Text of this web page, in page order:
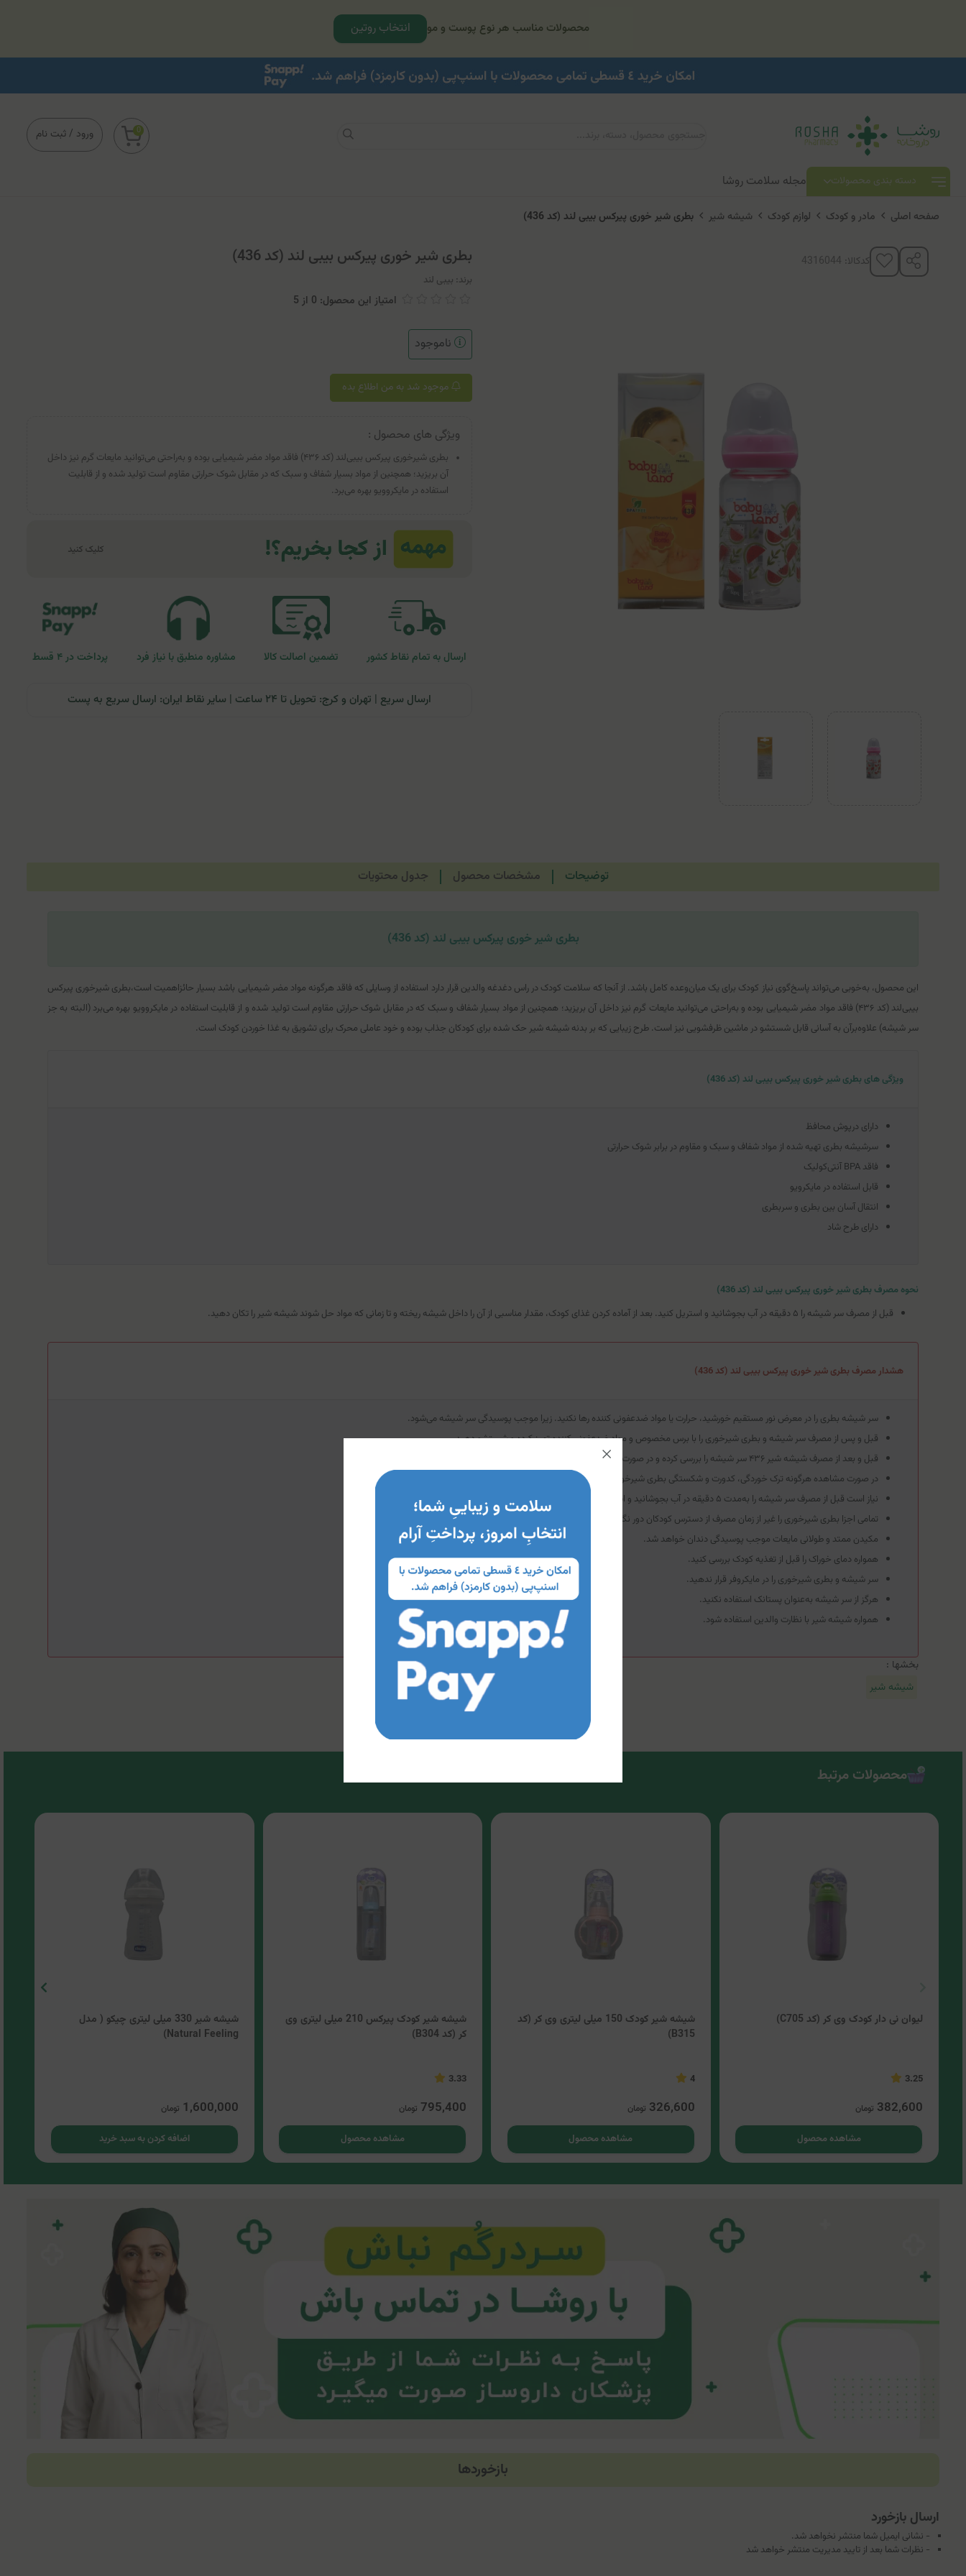
محصولات مناسب هر نوع پوست و مو انتخاب روتین
ورود / ثبت نام 0
دسته بندی محصولات مجله سلامت روشا
صفحه اصلی مادر و کودک لوازم کودک شیشه شیر بطری شیر خوری پیرکس بیبی لند (کد 436)
کدکالا: بطری شیر خوری پیرکس بیبی لند (کد 436)
برند: بیبی لند
امتیاز این محصول: 0 از 5
ناموجود
موجود شد به من اطلاع بده
ویژگی های محصول :
بطری شیرخوری پیرکس بیبی‌لند (کد ۴۳۶) فاقد مواد مضر شیمیایی بوده و به‌راحتی می‌توانید مایعات گرم نیز داخل
آن بریزید؛ همچنین از مواد بسیار شفاف و سبک که در مقابل شوک حرارتی مقاوم است تولید شده و از قابلیت
استفاده در مایکروویو بهره می‌برد.
ارسال به تمام نقاط کشور تضمین اصالت کالا مشاوره منطبق با نیاز فرد پرداخت در ۴ قسط
ارسال سریع | تهران و کرج: تحویل تا ۲۴ ساعت | سایر نقاط ایران: ارسال سریع به پست
توضیحات مشخصات محصول جدول محتویات
بطری شیر خوری پیرکس بیبی لند (کد 436)
این محصول، به‌خوبی می‌تواند پاسخ‌گوی نیاز کودک برای یک میان‌وعده کامل باشد. از آنجا که سلامت کودک در راس دغدغه والدین قرار دارد استفاده از وسایلی که فاقد هرگونه مواد مضر شیمیایی باشد بسیار حائزاهمیت است‌،بطری شیرخوری پیرکس
بیبی‌لند (کد ۴۳۶) فاقد مواد مضر شیمیایی بوده و به‌راحتی می‌توانید مایعات گرم نیز داخل آن بریزید؛ همچنین از مواد بسیار شفاف و سبک که در مقابل شوک حرارتی مقاوم است تولید شده و از قابلیت استفاده در مایکروویو بهره می‌برد (البته به جز
سر شیشه) علاوه‌برآن به آسانی قابل شستشو در ماشین ظرفشویی نیز است. طرح زیبایی که بر بدنه شیشه شیر حک شده برای کودکان جذاب بوده و خود عاملی محرک برای تشویق به غذا خوردن کودک است.
ویژگی های بطری شیر خوری پیرکس بیبی لند (کد 436)
دارای درپوش محافظ
سرشیشه بطری تهیه شده از مواد شفاف و سبک و مقاوم در برابر شوک حرارتی
فاقد BPA آنتی‌کولیک
قابل استفاده در مایکرویو
انتقال آسان بین بطری و سربطری
دارای طرح‌ شاد
نحوه مصرف بطری شیر خوری پیرکس بیبی لند (کد 436)
قبل از مصرف سر شیشه را ۵ دقیقه در آب بجوشانید و استریل کنید. بعد از آماده کردن غذای کودک، مقدار مناسبی از آن را داخل شیشه ریخته و تا زمانی که مواد حل شوند شیشه شیر را تکان دهید.
هشدار مصرف بطری شیر خوری پیرکس بیبی لند (کد 436)
سر شیشه بطری را در معرض نور مستقیم خورشید، حرارت یا مواد ضدعفونی کننده رها نکنید. زیرا موجب پوسیدگی سر شیشه می‌شود.
قبل و پس از مصرف سر شیشه و بطری شیرخوری را با برس مخصوص و مواد ضدعفونی کننده تمیز کرده و شستشو دهید.
قبل و بعد از مصرف شیشه شیر ۴۳۶ سر شیشه را بررسی کرده و در صورت وجود هر نوع پارگی آن را تعویض کنید.
در صورت مشاهده هرگونه ترک خوردگی، کدورت و شکستگی بطری شیرخوری را تعویض کنید.
نیاز است قبل از مصرف سر شیشه را به‌مدت ۵ دقیقه در آب بجوشانید و استریل کنید.
تمامی اجزا بطری شیرخوری را غیر از زمان مصرف از دسترس کودکان دور نگهدارید.
مکیدن ممتد و طولانی مایعات موجب پوسیدگی دندان خواهد شد.
همواره دمای خوراک را قبل از تغذیه کودک بررسی کنید.
سر شیشه و بطری شیرخوری را در مایکروفر قرار ندهید.
هرگز از سر شیشه به‌عنوان پستانک استفاده نکنید.
همواره شیشه شیر با نظارت والدین استفاده شود.
بخشها :
شیشه شیر
محصولات مرتبط
لیوان نی دار کودک وی کر (کد C705)
3.25
382,600 تومان
مشاهده محصول
شیشه شیر کودک 150 میلی لیتری وی کر (کد
B315)
4
326,600 تومان
مشاهده محصول
شیشه شیر کودک پیرکس 210 میلی لیتری وی
کر (کد B304)
3.33
795,400 تومان
مشاهده محصول
شیشه شیر 330 میلی لیتری چیکو ( مدل
Natural Feeling)
1,600,000 تومان
اضافه کردن به سبد خرید
بازخوردها
ارسال بازخورد
- نشانی ایمیل شما منتشر نخواهد شد.
- نظرات شما بعد از تایید مدیریت منتشر خواهد شد